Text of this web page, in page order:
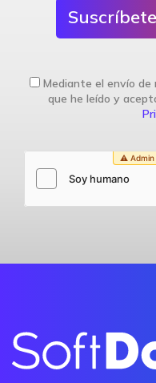
Mediante el envío de
que he leído y